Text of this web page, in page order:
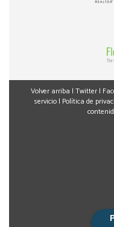
4. Se resuelven
Si aparece una
documento faltante u
antes del cierre o
5. Se firma el
El vendedor firma el
los Official Records
Volver arriba | Twitter|
servicio| Política de